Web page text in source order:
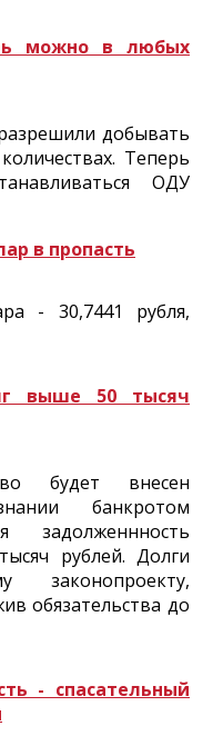
можно в любых
добывать
Теперь
ОДУ
в пропасть
- 30,7441 рубля,
выше 50 тысяч
будет внесен
банкротом
задолженнность
рублей. Долги
обязательства до
- спасательный